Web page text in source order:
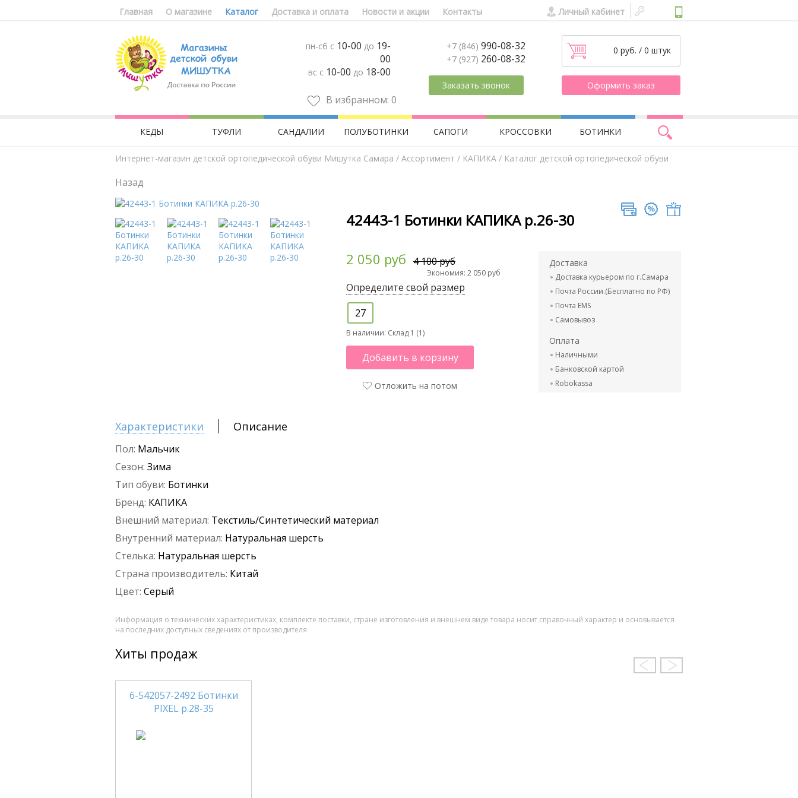
Главная О магазине Каталог Доставка и оплата Новости и акции Контакты Личный кабинет
пн-сб с 10-00 до 19-
00
вс с 10-00 до 18-00
В избранном: 0
+7 (846) 990-08-32
+7 (927) 260-08-32
Заказать звонок
0 руб. / 0 штук
Оформить заказ
КЕДЫ ТУФЛИ САНДАЛИИ ПОЛУБОТИНКИ САПОГИ КРОССОВКИ БОТИНКИ
Интернет-магазин детской ортопедической обуви Мишутка Самара / Aссортимент / КАПИКА / Каталог детской ортопедической обуви
Назад
42443-1 Ботинки КАПИКА р.26-30
2 050 руб 4 100 руб
Экономия: 2 050 руб
Определите свой размер
27
В наличии: Склад 1 (1)
Добавить в корзину
Отложить на потом
Доставка
Доставка курьером по г.Самара
Почта России.(Бесплатно по РФ)
Почта EMS
Самовывоз
Оплата
Наличными
Банковской картой
Robokassa
Характеристики Описание
Пол: Мальчик
Сезон: Зима
Тип обуви: Ботинки
Бренд: КАПИКА
Внешний материал: Текстиль/Синтетический материал
Внутренний материал: Натуральная шерсть
Стелька: Натуральная шерсть
Страна производитель: Китай
Цвет: Серый
Информация о технических характеристиках, комплекте поставки, стране изготовления и внешнем виде товара носит справочный характер и основывается
на последних доступных сведениях от производителя
Хиты продаж
6-542057-2492 Ботинки
PIXEL р.28-35